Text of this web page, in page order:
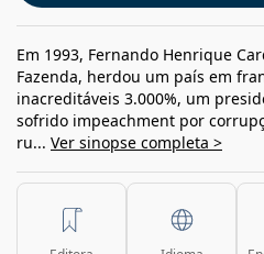
Em 1993, Fernando Henrique
Fazenda, herdou um país em
inacreditáveis 3.000%, um
sofrido impeachment por
ru... Ver sinopse completa >